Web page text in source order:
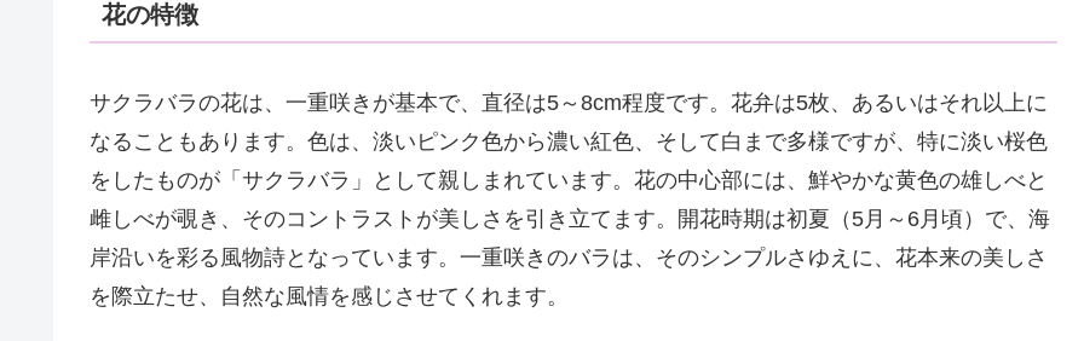
花の特徴
サクラバラの花は、一重咲きが基本で、直径は5～8cm程度です。花弁は5枚、あるいはそれ以上に
なることもあります。色は、淡いピンク色から濃い紅色、そして白まで多様ですが、特に淡い桜色
をしたものが「サクラバラ」として親しまれています。花の中心部には、鮮やかな黄色の雄しべと
雌しべが覗き、そのコントラストが美しさを引き立てます。開花時期は初夏（5月～6月頃）で、海
岸沿いを彩る風物詩となっています。一重咲きのバラは、そのシンプルさゆえに、花本来の美しさ
を際立たせ、自然な風情を感じさせてくれます。